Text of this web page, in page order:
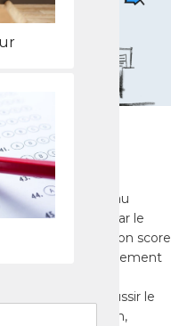
est d’immigrer au
officiel exigé par le
Obtenir un bon score
et avancer rapidement
comment réussir le
de l’examen,